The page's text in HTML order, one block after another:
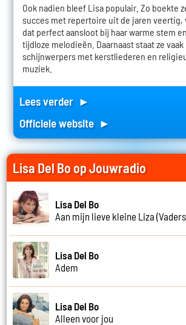
Ook nadien bleef Lisa populair. Zo boekte
succes met repertoire uit de jaren
dat perfect aansloot bij haar warme stem
tijdloze melodieën. Daarnaast staat ze vaak
schijnwerpers met kerstliederen en
muziek.
Lees verder ►
Officiele website ►
Lisa Del Bo op Jouwradio
Lisa Del Bo
Aan mijn lieve kleine Liza
Lisa Del Bo
Adem
Lisa Del Bo
Alleen voor jou